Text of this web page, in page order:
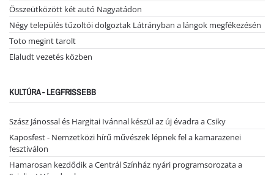
Összeütközött két autó Nagyatádon
Négy település tűzoltói dolgoztak Látrányban a lángok megfékezésén
Toto megint tarolt
Elaludt vezetés közben
KULTÚRA - LEGFRISSEBB
Szász Jánossal és Hargitai Ivánnal készül az új évadra a Csiky
Kaposfest - Nemzetközi hírű művészek lépnek fel a kamarazenei
fesztiválon
Hamarosan kezdődik a Centrál Színház nyári programsorozata a